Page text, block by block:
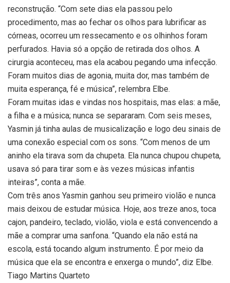
reconstrução. “Com sete dias ela passou pelo
procedimento, mas ao fechar os olhos para lubrificar as
córneas, ocorreu um ressecamento e os olhinhos foram
perfurados. Havia só a opção de retirada dos olhos. A
cirurgia aconteceu, mas ela acabou pegando uma infecção.
Foram muitos dias de agonia, muita dor, mas também de
muita esperança, fé e música”, relembra Elbe.
Foram muitas idas e vindas nos hospitais, mas elas: a mãe,
a filha e a música; nunca se separaram. Com seis meses,
Yasmin já tinha aulas de musicalização e logo deu sinais de
uma conexão especial com os sons. “Com menos de um
aninho ela tirava som da chupeta. Ela nunca chupou chupeta,
usava só para tirar som e às vezes músicas infantis
inteiras”, conta a mãe.
Com três anos Yasmin ganhou seu primeiro violão e nunca
mais deixou de estudar música. Hoje, aos treze anos, toca
cajon, pandeiro, teclado, violão, viola e está convencendo a
mãe a comprar uma sanfona. “Quando ela não está na
escola, está tocando algum instrumento. É por meio da
música que ela se encontra e enxerga o mundo”, diz Elbe.
Tiago Martins Quarteto